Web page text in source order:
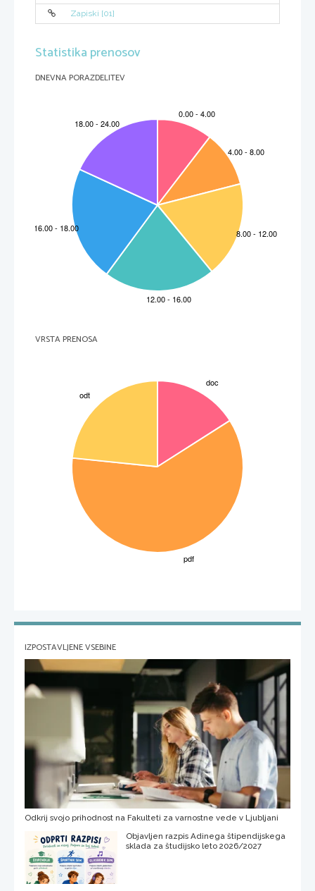
Zapiski [01]
Statistika prenosov
DNEVNA PORAZDELITEV
VRSTA PRENOSA
IZPOSTAVLJENE VSEBINE
Odkrij svojo prihodnost na Fakulteti za varnostne vede v Ljubljani
Objavljen razpis Adinega štipendijskega
sklada za študijsko leto 2026/2027